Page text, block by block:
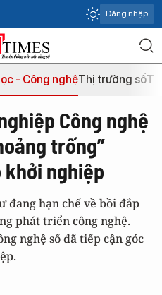
Đăng nhập
- Công nghệThị trường số
Công nghệ
trống”
nghiệp
đang hạn chế về bồi đắp
phát triển công nghệ.
nghệ số đã tiếp cận góc